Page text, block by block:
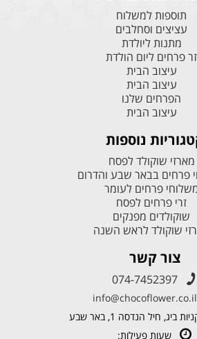
תוספות למשלוח
עציצים וסחלבים
מתנות ליולדת
זר פרחים ליום הולדת
עיצוב הבית
עיצוב הבית
הפרחים שלנו
עיצוב הבית
נוספות
מארזי שוקולד לפסח
פרחים בבאר שבע והדרום
פרחים לעומר
זרי פרחים לפסח
שוקולדים מפנקים
שוקולד לראש השנה
צור קשר
074-7452397
info@chocoflower.co.il
ביג, חיל הנדסה 1, באר שבע
שעות פעילות: